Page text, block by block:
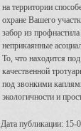
на территории
охране Вашего
забор из
неприкаянные
То, что находится
качественной
под звонкими
экологичности и
Дата публикации: